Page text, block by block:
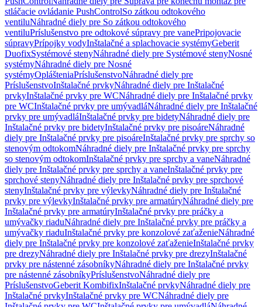
stláčacie ovládanie PushControlSo zátkou odtokového
ventiluNáhradné diely pre So zátkou odtokového
ventiluPríslušenstvo pre odtokové súpravy pre vanePripojovacie
súpravyPrípojky vodyInštalačné a splachovacie systémyGeberit
DuofixSystémové stenyNáhradné diely pre Systémové stenyNosné
systémyNáhradné diely pre Nosné
systémyOplášteniaPríslušenstvoNáhradné diely pre
PríslušenstvoInštalačné prvkyNáhradné diely pre Inštalačné
prvkyInštalačné prvky pre WCNáhradné diely pre Inštalačné prvky
pre WCInštalačné prvky pre umývadláNáhradné diely pre Inštalačné
prvky pre umývadláInštalačné prvky pre bidetyNáhradné diely pre
Inštalačné prvky pre bidetyInštalačné prvky pre pisoáreNáhradné
diely pre Inštalačné prvky pre pisoáreInštalačné prvky pre sprchy so
stenovým odtokomNáhradné diely pre Inštalačné prvky pre sprchy
so stenovým odtokomInštalačné prvky pre sprchy a vaneNáhradné
diely pre Inštalačné prvky pre sprchy a vaneInštalačné prvky pre
sprchové stenyNáhradné diely pre Inštalačné prvky pre sprchové
stenyInštalačné prvky pre výlevkyNáhradné diely pre Inštalačné
prvky pre výlevkyInštalačné prvky pre armatúryNáhradné diely pre
Inštalačné prvky pre armatúryInštalačné prvky pre práčky a
umývačky riaduNáhradné diely pre Inštalačné prvky pre práčky a
umývačky riaduInštalačné prvky pre konzolové zaťaženieNáhradné
diely pre Inštalačné prvky pre konzolové zaťaženieInštalačné prvky
pre drezyNáhradné diely pre Inštalačné prvky pre drezyInštalačné
prvky pre nástenné zásobníkyNáhradné diely pre Inštalačné prvky
pre nástenné zásobníkyPríslušenstvoNáhradné diely pre
PríslušenstvoGeberit KombifixInštalačné prvkyNáhradné diely pre
Inštalačné prvkyInštalačné prvky pre WCNáhradné diely pre